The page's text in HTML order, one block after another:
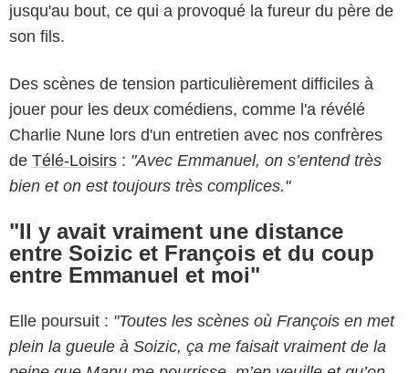
jusqu'au bout, ce qui a provoqué la fureur du père de
son fils.
Des scènes de tension particulièrement difficiles à
jouer pour les deux comédiens, comme l'a révélé
Charlie Nune lors d'un entretien avec nos confrères
de Télé-Loisirs : "Avec Emmanuel, on s’entend très
bien et on est toujours très complices."
"Il y avait vraiment une distance
entre Soizic et François et du coup
entre Emmanuel et moi"
Elle poursuit : "Toutes les scènes où François en met
plein la gueule à Soizic, ça me faisait vraiment de la